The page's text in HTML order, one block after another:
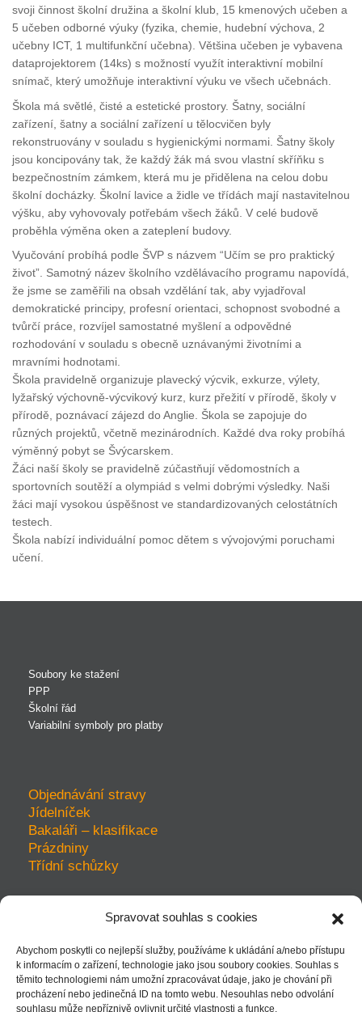
Spravovat souhlas s cookies
Abychom poskytli co nejlepší služby, používáme k ukládání a/nebo přístupu
k informacím o zařízení, technologie jako jsou soubory cookies. Souhlas s
těmito technologiemi nám umožní zpracovávat údaje, jako je chování při
procházení nebo jedinečná ID na tomto webu. Nesouhlas nebo odvolání
souhlasu může nepříznivě ovlivnit určité vlastnosti a funkce.
svoji činnost školní družina a školní klub, 15 kmenových učeben a
5 učeben odborné výuky (fyzika, chemie, hudební výchova, 2
učebny ICT, 1 multifunkční učebna). Většina učeben je vybavena
dataprojektorem (14ks) s možností využít interaktivní mobilní
snímač, který umožňuje interaktivní výuku ve všech učebnách.
Škola má světlé, čisté a estetické prostory. Šatny, sociální
zařízení, šatny a sociální zařízení u tělocvičen byly
rekonstruovány v souladu s hygienickými normami. Šatny školy
jsou koncipovány tak, že každý žák má svou vlastní skříňku s
bezpečnostním zámkem, která mu je přidělena na celou dobu
školní docházky. Školní lavice a židle ve třídách mají nastavitelnou
výšku, aby vyhovovaly potřebám všech žáků. V celé budově
proběhla výměna oken a zateplení budovy.
Vyučování probíhá podle ŠVP s názvem “Učím se pro praktický
život”. Samotný název školního vzdělávacího programu napovídá,
že jsme se zaměřili na obsah vzdělání tak, aby vyjadřoval
demokratické principy, profesní orientaci, schopnost svobodné a
tvůrčí práce, rozvíjel samostatné myšlení a odpovědné
rozhodování v souladu s obecně uznávanými životními a
mravními hodnotami.
Škola pravidelně organizuje plavecký výcvik, exkurze, výlety,
lyžařský výchovně-výcvikový kurz, kurz přežití v přírodě, školy v
přírodě, poznávací zájezd do Anglie. Škola se zapojuje do
různých projektů, včetně mezinárodních. Každé dva roky probíhá
výměnný pobyt se Švýcarskem.
Žáci naší školy se pravidelně zúčastňují vědomostních a
sportovních soutěží a olympiád s velmi dobrými výsledky. Naši
žáci mají vysokou úspěšnost ve standardizovaných celostátních
testech.
Škola nabízí individuální pomoc dětem s vývojovými poruchami
učení.
Soubory ke stažení
PPP
Školní řád
Variabilní symboly pro platby
Objednávání stravy
Jídelníček
Bakaláři – klasifikace
Prázdniny
Třídní schůzky
ochrana soukromí
mapa webu
kudy k nám - mapka